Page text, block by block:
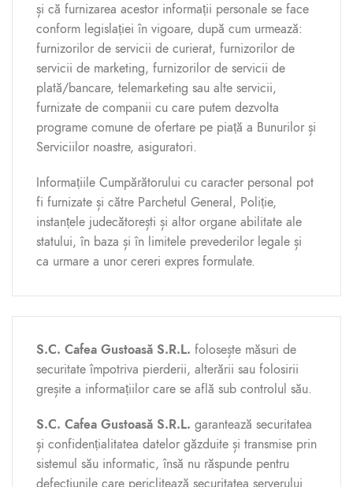
și că furnizarea acestor informații personale se face
conform legislației în vigoare, după cum urmează:
furnizorilor de servicii de curierat, furnizorilor de
servicii de marketing, furnizorilor de servicii de
plată/bancare, telemarketing sau alte servicii,
furnizate de companii cu care putem dezvolta
programe comune de ofertare pe piață a Bunurilor și
Serviciilor noastre, asiguratori.
Informațiile Cumpărătorului cu caracter personal pot
fi furnizate și către Parchetul General, Poliție,
instanțele judecătorești și altor organe abilitate ale
statului, în baza și în limitele prevederilor legale și
ca urmare a unor cereri expres formulate.
S.C. Cafea Gustoasă S.R.L. folosește măsuri de
securitate împotriva pierderii, alterării sau folosirii
greșite a informațiilor care se află sub controlul său.
S.C. Cafea Gustoasă S.R.L. garantează securitatea
și confidențialitatea datelor găzduite și transmise prin
sistemul său informatic, însă nu răspunde pentru